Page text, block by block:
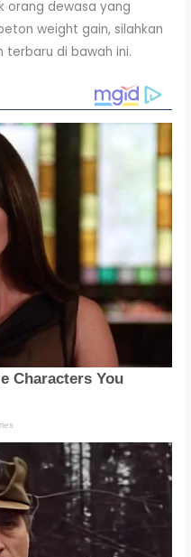
orang dewasa yang
weight gain, silahkan
di bawah ini.